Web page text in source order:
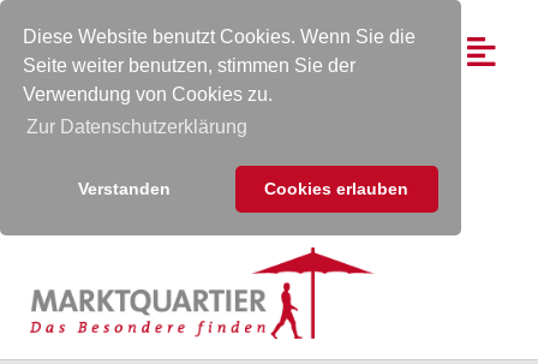
Diese Website benutzt Cookies. Wenn Sie die
Seite weiter benutzen, stimmen Sie der
Verwendung von Cookies zu.
Zur Datenschutzerklärung
Verstanden Cookies erlauben